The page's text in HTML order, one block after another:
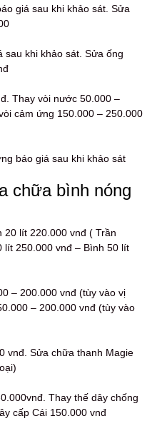
giá sau khi khảo sát. Sửa
sau khi khảo sát. Sửa ống
Thay vòi nước 50.000 –
cảm ứng 150.000 – 250.000
báo giá sau khi khảo sát
chữa bình nóng
lít 220.000 vnđ ( Trần
lít 250.000 vnđ – Bình 50 lít
– 200.000 vnđ (tùy vào vị
– 200.000 vnđ (tùy vào
vnđ. Sửa chữa thanh Magie
Thay thế dây chống
cấp Cái 150.000 vnđ